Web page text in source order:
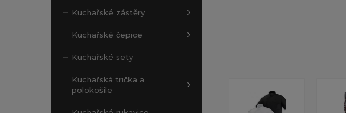
Kuchařské zástěry
Kuchařské čepice
Kuchařské sety
Kuchařská trička a
polokošile